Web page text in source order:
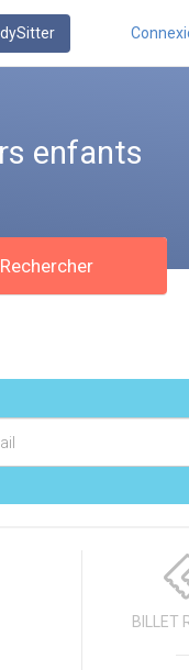
enfants
Rechercher
BILLET